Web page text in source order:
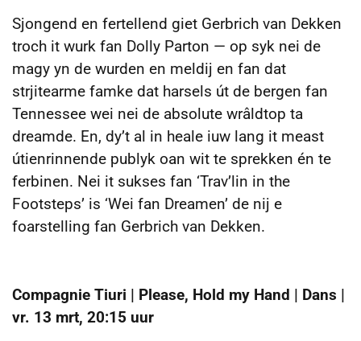
Sjongend en fertellend giet Gerbrich van Dekken
troch it wurk fan Dolly Parton — op syk nei de
magy yn de wurden en meldij en fan dat
strjitearme famke dat harsels út de bergen fan
Tennessee wei nei de absolute wrâldtop ta
dreamde. En, dy’t al in heale iuw lang it meast
útienrinnende publyk oan wit te sprekken én te
ferbinen. Nei it sukses fan ‘Trav’lin in the
Footsteps’ is ‘Wei fan Dreamen’ de nij e
foarstelling fan Gerbrich van Dekken.
Compagnie Tiuri | Please, Hold my Hand | Dans |
vr. 13 mrt, 20:15 uur